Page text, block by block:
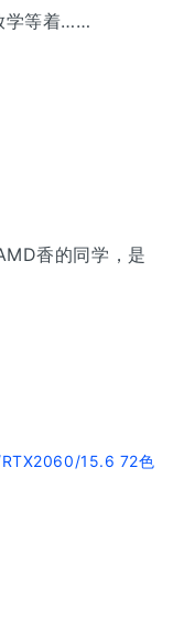
学等着……
香的同学，是
15.6 72色